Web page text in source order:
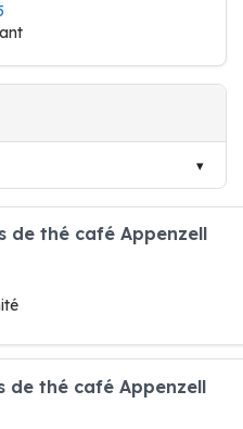
de thé café Appenzell
de thé café Appenzell